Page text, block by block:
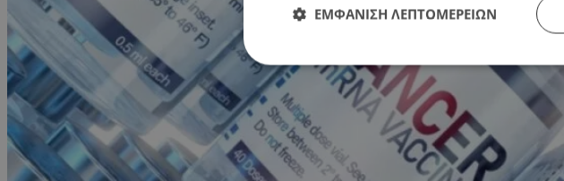
ΕΜΦΑΝΙΣΗ ΛΕΠΤΟΜΕΡΕΙΩΝ